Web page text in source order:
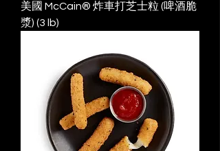
美國 McCain® 炸車打芝士粒 (啤酒脆
漿) (3 lb)